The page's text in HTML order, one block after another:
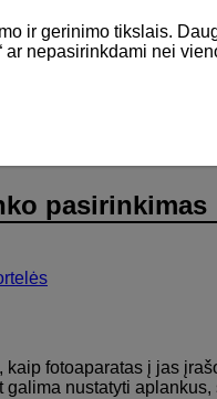
pasirinkimas
kaip fotoaparatas į jas
galima nustatyti aplankus,
ir gerinimo tikslais.
ar nepasirinkdami nei